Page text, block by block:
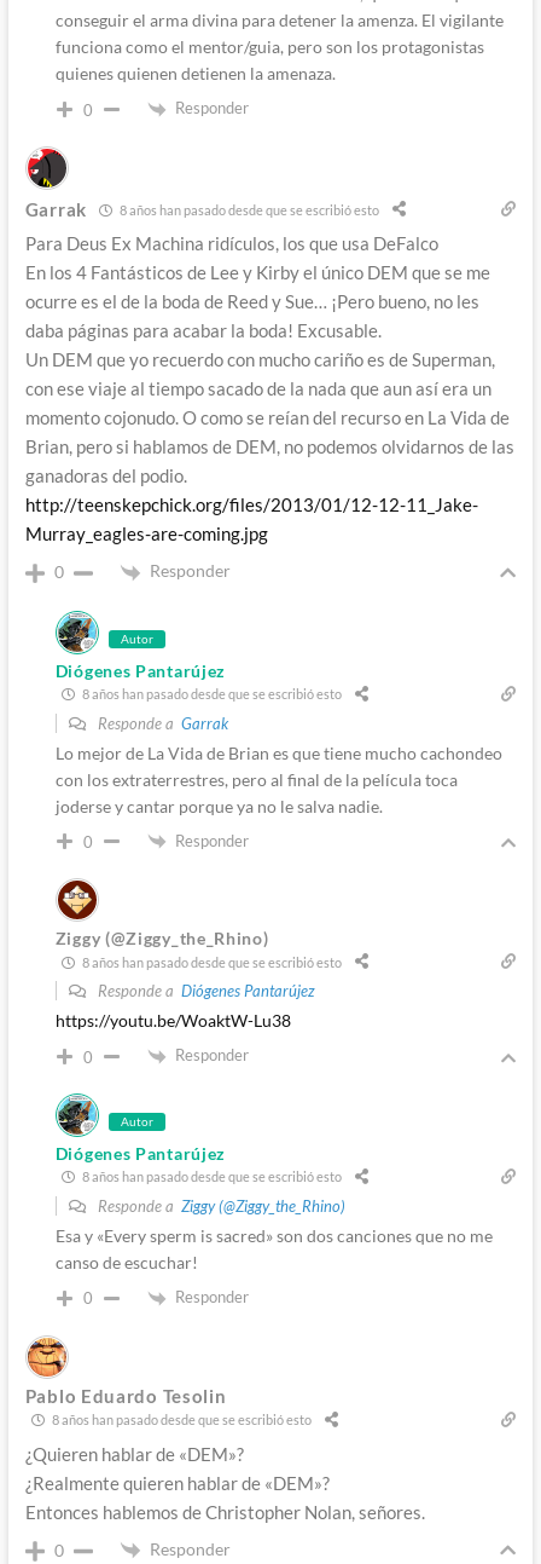
conseguir el arma divina para detener la amenza. El vigilante
funciona como el mentor/guia, pero son los protagonistas
quienes quienen detienen la amenaza.
0 Responder
Garrak 8 años han pasado desde que se escribió esto
Para Deus Ex Machina ridículos, los que usa DeFalco
En los 4 Fantásticos de Lee y Kirby el único DEM que se me
ocurre es el de la boda de Reed y Sue… ¡Pero bueno, no les
daba páginas para acabar la boda! Excusable.
Un DEM que yo recuerdo con mucho cariño es de Superman,
con ese viaje al tiempo sacado de la nada que aun así era un
momento cojonudo. O como se reían del recurso en La Vida de
Brian, pero si hablamos de DEM, no podemos olvidarnos de las
ganadoras del podio.
http://teenskepchick.org/files/2013/01/12-12-11_Jake-
Murray_eagles-are-coming.jpg
0 Responder
Autor
Diógenes Pantarújez
8 años han pasado desde que se escribió esto
Responde a Garrak
Lo mejor de La Vida de Brian es que tiene mucho cachondeo
con los extraterrestres, pero al final de la película toca
joderse y cantar porque ya no le salva nadie.
0 Responder
Ziggy (@Ziggy_the_Rhino)
8 años han pasado desde que se escribió esto
Responde a Diógenes Pantarújez
https://youtu.be/WoaktW-Lu38
0 Responder
Autor
Diógenes Pantarújez
8 años han pasado desde que se escribió esto
Responde a Ziggy (@Ziggy_the_Rhino)
Esa y «Every sperm is sacred» son dos canciones que no me
canso de escuchar!
0 Responder
Pablo Eduardo Tesolin
8 años han pasado desde que se escribió esto
¿Quieren hablar de «DEM»?
¿Realmente quieren hablar de «DEM»?
Entonces hablemos de Christopher Nolan, señores.
0 Responder